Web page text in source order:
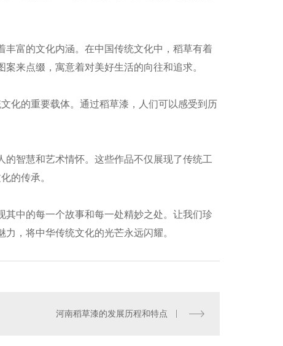
清水水泥漆厂家
富的文化内涵。在中国传统文化中，稻草有着
来点缀，寓意着对美好生活的向往和追求。
化的重要载体。通过稻草漆，人们可以感受到历
智慧和艺术情怀。这些作品不仅展现了传统工
的传承。
中的每一个故事和每一处精妙之处。让我们珍
，将中华传统文化的光芒永远闪耀。
河南稻草漆的发展历程和特点